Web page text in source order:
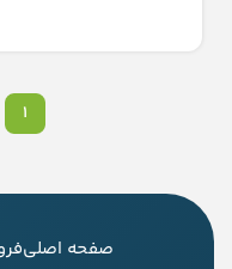
1
صفحه اصلی